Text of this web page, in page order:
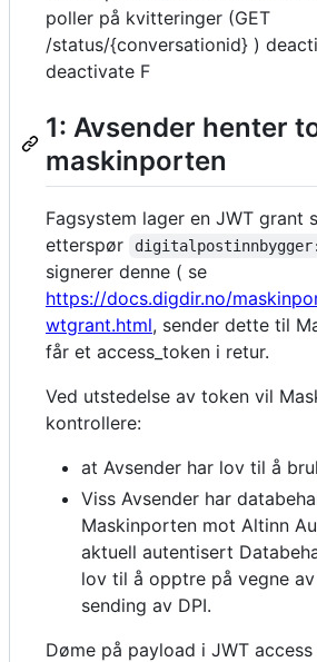
poller på kvitteringer (GET
/status/{conversationid} )
deactivate F
1: Avsender henter
maskinporten
Fagsystem lager en JWT grant
etterspør
signerer denne ( se
https://docs.digdir.no/
wtgrant.html, sender dette til
får et access_token i retur.
Ved utstedelse av token vil
kontrollere:
at Avsender har lov til å
Viss Avsender har
Maskinporten mot Altinn
aktuell autentisert
lov til å opptre på vegne
sending av DPI.
Døme på payload i JWT